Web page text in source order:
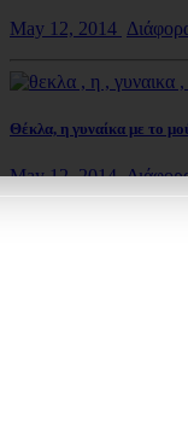
May 12, 2014
Θέκλα, η γυναίκα με το
May 12, 2014
Σεισμός 5 ρίχτερ στην